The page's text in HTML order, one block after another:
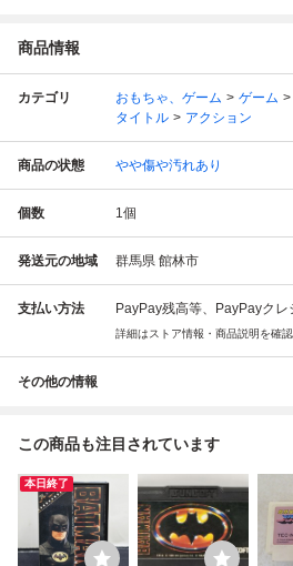
商品情報
カテゴリ おもちゃ、ゲーム ゲーム
タイトル
アクション
商品の状態 やや傷や汚れあり
個数 1個
発送元の地域 群馬県 館林市
支払い方法 PayPay残高等、PayPayク
詳細はストア情報・商品説明を確
その他の情報
この商品も注目されています
本日終了